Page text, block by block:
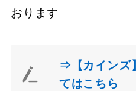
おります
⇒【カインズ
てはこちら